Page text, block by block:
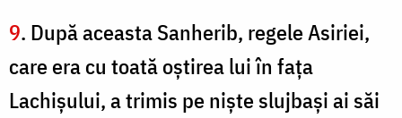
9. După aceasta Sanherib, regele Asiriei,
care era cu toată oştirea lui în faţa
Lachişului, a trimis pe nişte slujbaşi ai săi